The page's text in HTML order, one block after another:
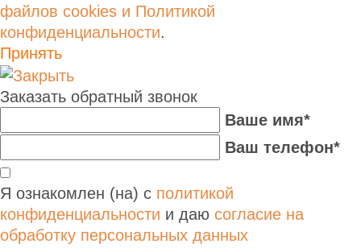
файлов cookies и Политикой
конфиденциальности.
Принять
Заказать обратный звонок
Ваше имя*
Ваш телефон*
Я ознакомлен (на) с политикой
конфиденциальности и даю согласие на
обработку персональных данных